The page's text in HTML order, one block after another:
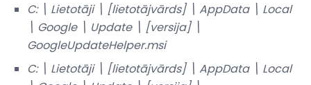
C: \ Lietotāji \ [lietotājvārds] \ AppData \ Local
\ Google \ Update \ [versija] \
GoogleUpdateHelper.msi
C: \ Lietotāji \ [lietotājvārds] \ AppData \ Local